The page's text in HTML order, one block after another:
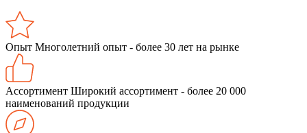
Опыт Многолетний опыт - более 30 лет на рынке
Ассортимент Широкий ассортимент - более 20 000
наименований продукции